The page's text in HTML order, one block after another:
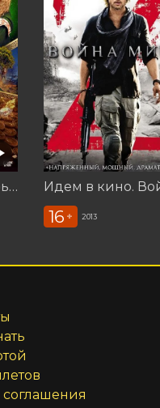
Последний богатырь. Колобок
16 + 2013